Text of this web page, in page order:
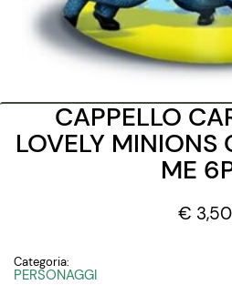
CAPPELLO
LOVELY MINIONS
ME
€ 3,50
Categoria:
PERSONAGGI